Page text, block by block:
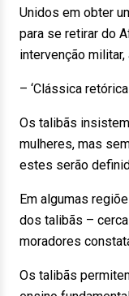
Unidos em obter
para se retirar do
intervenção
– ‘Clássica
Os talibãs
mulheres, mas
estes serão
Em algumas
dos talibãs –
moradores
Os talibãs